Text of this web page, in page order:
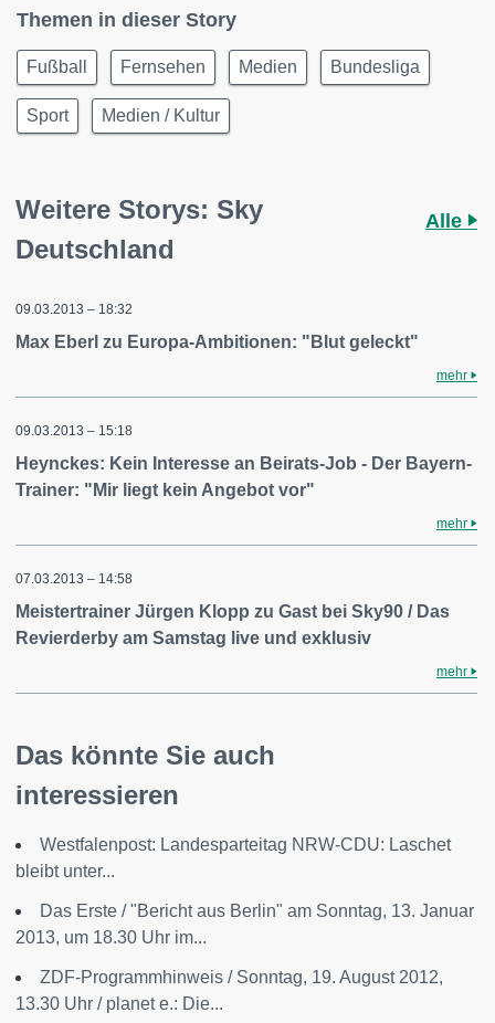
Themen in dieser Story
Fußball Fernsehen Medien Bundesliga
Sport Medien / Kultur
Weitere Storys: Sky
Deutschland
Alle
09.03.2013 – 18:32
Max Eberl zu Europa-Ambitionen: "Blut geleckt"
mehr
09.03.2013 – 15:18
Heynckes: Kein Interesse an Beirats-Job - Der Bayern-
Trainer: "Mir liegt kein Angebot vor"
mehr
07.03.2013 – 14:58
Meistertrainer Jürgen Klopp zu Gast bei Sky90 / Das
Revierderby am Samstag live und exklusiv
mehr
Das könnte Sie auch
interessieren
Westfalenpost: Landesparteitag NRW-CDU: Laschet
bleibt unter...
Das Erste / "Bericht aus Berlin" am Sonntag, 13. Januar
2013, um 18.30 Uhr im...
ZDF-Programmhinweis / Sonntag, 19. August 2012,
13.30 Uhr / planet e.: Die...